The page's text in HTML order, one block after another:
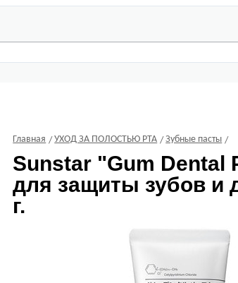
Главная УХОД ЗА ПОЛОСТЬЮ РТА Зубные пасты
Sunstar "Gum Dental
для защиты зубов и
г.